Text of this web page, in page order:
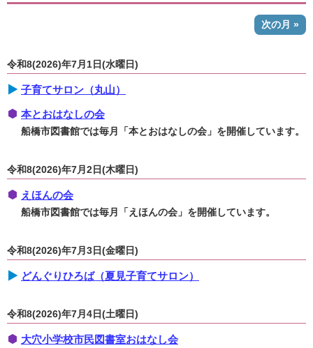
次の月 »
令和8(2026)年7月1日(水曜日)
子育てサロン（丸山）
本とおはなしの会
船橋市図書館では毎月「本とおはなしの会」を開催しています。
令和8(2026)年7月2日(木曜日)
えほんの会
船橋市図書館では毎月「えほんの会」を開催しています。
令和8(2026)年7月3日(金曜日)
どんぐりひろば（夏見子育てサロン）
令和8(2026)年7月4日(土曜日)
大穴小学校市民図書室おはなし会